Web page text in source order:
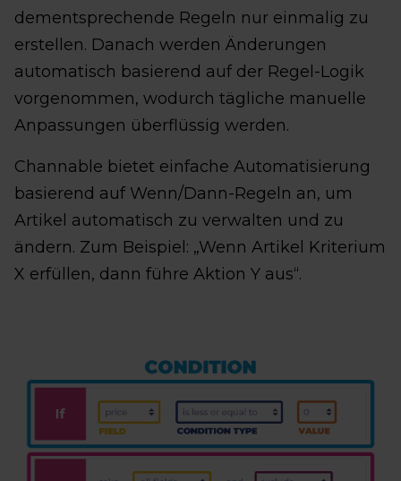
dementsprechende Regeln nur einmalig zu
erstellen. Danach werden Änderungen
automatisch basierend auf der Regel-Logik
vorgenommen, wodurch tägliche manuelle
Anpassungen überflüssig werden.
Channable bietet einfache Automatisierung
basierend auf Wenn/Dann-Regeln an, um
Artikel automatisch zu verwalten und zu
ändern. Zum Beispiel: „Wenn Artikel Kriterium
X erfüllen, dann führe Aktion Y aus“.